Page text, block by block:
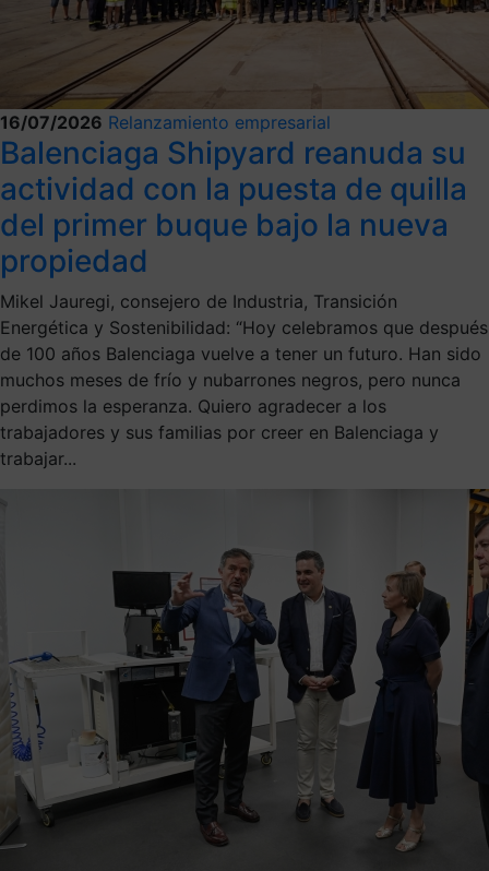
16/07/2026 Relanzamiento empresarial
Balenciaga Shipyard reanuda su
actividad con la puesta de quilla
del primer buque bajo la nueva
propiedad
Mikel Jauregi, consejero de Industria, Transición
Energética y Sostenibilidad: “Hoy celebramos que después
de 100 años Balenciaga vuelve a tener un futuro. Han sido
muchos meses de frío y nubarrones negros, pero nunca
perdimos la esperanza. Quiero agradecer a los
trabajadores y sus familias por creer en Balenciaga y
trabajar...